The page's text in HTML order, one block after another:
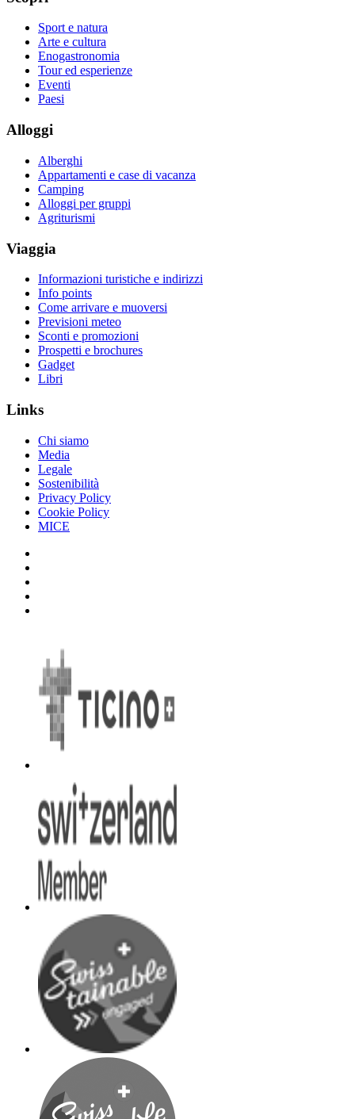
Sport e natura
Arte e cultura
Enogastronomia
Tour ed esperienze
Eventi
Paesi
Alloggi
Alberghi
Appartamenti e case di vacanza
Camping
Alloggi per gruppi
Agriturismi
Viaggia
Informazioni turistiche e indirizzi
Info points
Come arrivare e muoversi
Previsioni meteo
Sconti e promozioni
Prospetti e brochures
Gadget
Libri
Links
Chi siamo
Media
Legale
Sostenibilità
Privacy Policy
Cookie Policy
MICE